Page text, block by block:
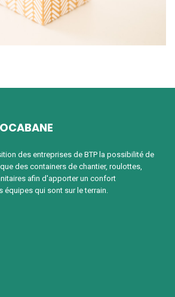
des entreprises de BTP la possibilité de
des containers de chantier, roulottes,
afin d'apporter un confort
équipes qui sont sur le terrain.